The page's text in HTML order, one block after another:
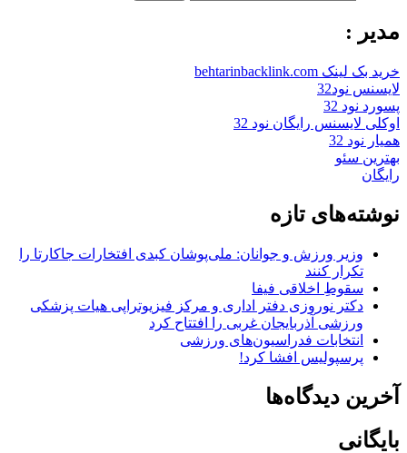
مدیر :
خرید بک لینک behtarinbacklink.com
لایسنس نود32
پسورد نود 32
اوکلی لایسنس رایگان نود 32
همیار نود 32
بهترین سئو
رایگان
نوشته‌های تازه
وزیر ورزش و جوانان: ملی‌پوشان کبدی افتخارات جاکارتا را
تکرار کنند
سقوطِ اخلاقی فیفا
دکتر نوروزی دفتر اداری و مرکز فیزیوتراپی هیات پزشکی
ورزشی آذربایجان غربی را افتتاح کرد
انتخابات فدراسیون‌های ورزشی
پرسپولیس افشا کرد!
آخرین دیدگاه‌ها
بایگانی